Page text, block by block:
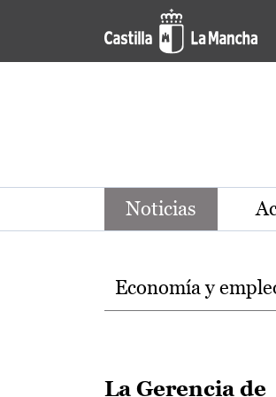
Pasar al contenido principal
Noticias de la
Noticias
Temas
Economía y
La Gerencia de